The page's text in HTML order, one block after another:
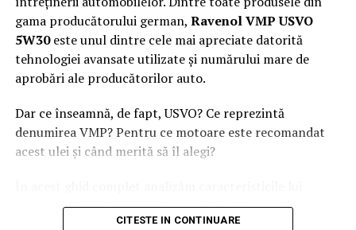
gama producătorului german, Ravenol VMP USVO
5W30este unul dintre cele mai apreciate datorită
tehnologiei avansate utilizate și numărului mare de
aprobări ale producătorilor auto.
Dar ce înseamnă, de fapt, USVO? Ce reprezintă
denumirea VMP? Pentru ce motoare este recomandat
acest ulei și când merită să îl alegi?
Ravenol VMP USVO 5W30 și explicăm de ce este
considerat unul dintre cele mai performante uleiuri de
CITESTE IN CONTINUARE